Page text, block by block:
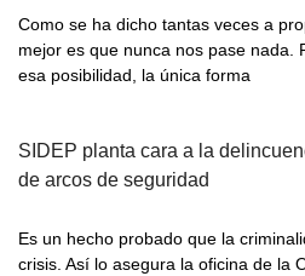
Como se ha dicho tantas veces a
mejor es que nunca nos pase nada.
esa posibilidad, la única forma
SIDEP planta cara a la
de arcos de seguridad
Es un hecho probado que la
crisis. Así lo asegura la oficina de la